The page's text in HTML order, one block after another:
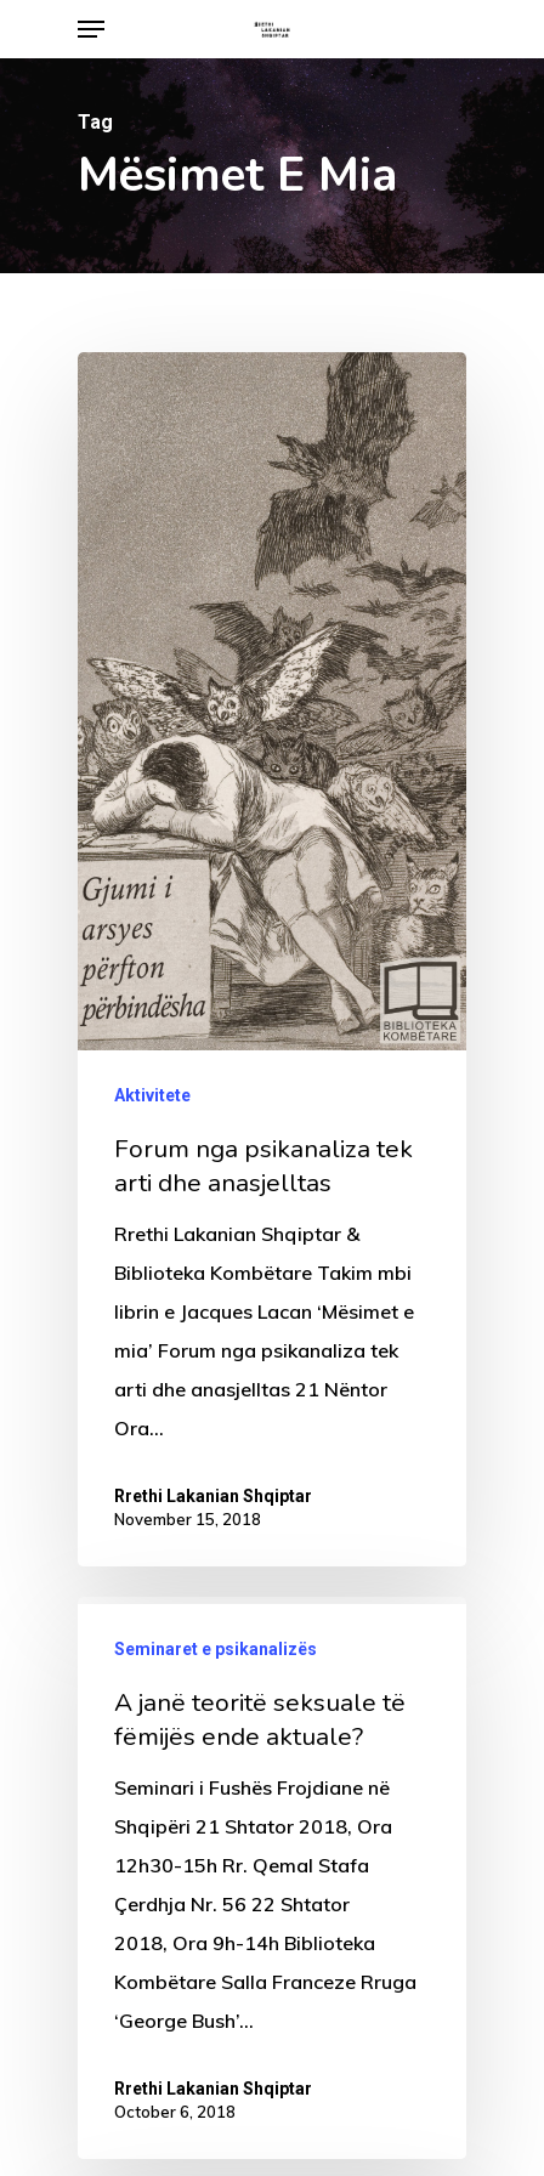
to
Menu
Tag
Mësimet E Mia
Aktivitete
Forum nga psikanaliza tek
arti dhe anasjelltas
Rrethi Lakanian Shqiptar &
Biblioteka Kombëtare Takim mbi
librin e Jacques Lacan ‘Mësimet e
mia’ Forum nga psikanaliza tek
arti dhe anasjelltas 21 Nëntor
Ora…
Rrethi Lakanian Shqiptar
November 15, 2018
Seminaret e psikanalizës
A janë teoritë seksuale të
fëmijës ende aktuale?
Seminari i Fushës Frojdiane në
Shqipëri 21 Shtator 2018, Ora
12h30-15h Rr. Qemal Stafa
Çerdhja Nr. 56 22 Shtator
2018, Ora 9h-14h Biblioteka
Kombëtare Salla Franceze Rruga
‘George Bush’…
Rrethi Lakanian Shqiptar
October 6, 2018